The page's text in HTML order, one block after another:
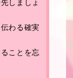
しましょ
わる確実
ことを忘